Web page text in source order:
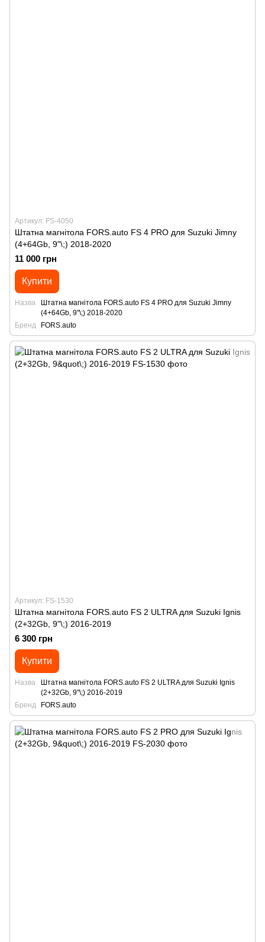
Артикул: FS-4050
Штатна магнітола FORS.auto FS 4 PRO для Suzuki Jimny
(4+64Gb, 9"\;) 2018-2020
11 000 грн
Купити
Назва
Штатна магнітола FORS.auto FS 4 PRO для Suzuki Jimny
(4+64Gb, 9"\;) 2018-2020
Бренд
FORS.auto
Артикул: FS-1530
Штатна магнітола FORS.auto FS 2 ULTRA для Suzuki Ignis
(2+32Gb, 9"\;) 2016-2019
6 300 грн
Купити
Назва
Штатна магнітола FORS.auto FS 2 ULTRA для Suzuki Ignis
(2+32Gb, 9"\;) 2016-2019
Бренд
FORS.auto